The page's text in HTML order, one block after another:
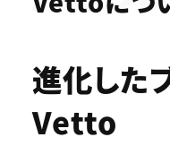
進化した
Vetto